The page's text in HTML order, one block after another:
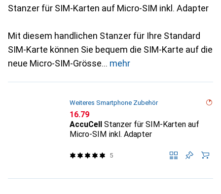
Stanzer für SIM-Karten auf Micro-SIM inkl. Adapter
Mit diesem handlichen Stanzer für Ihre Standard
SIM-Karte können Sie bequem die SIM-Karte auf die
neue Micro-SIM-Grösse
mehr
Weiteres Smartphone Zubehör
CHF
16.79
AccuCell Stanzer für SIM-Karten auf
Micro-SIM inkl. Adapter
5